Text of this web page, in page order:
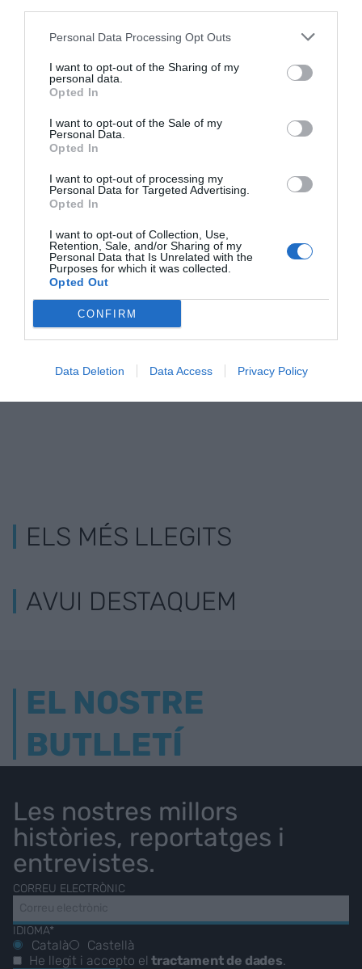
Personal Data Processing Opt Outs
I want to opt-out of the Sharing of my
personal data.
Opted In
I want to opt-out of the Sale of my
Personal Data.
Opted In
I want to opt-out of processing my
Personal Data for Targeted Advertising.
Opted In
I want to opt-out of Collection, Use,
Retention, Sale, and/or Sharing of my
Personal Data that Is Unrelated with the
Purposes for which it was collected.
Opted Out
CONFIRM
Data Deletion Data Access Privacy Policy
RELACIONADES
Naturgy alerta de
l'efecte de la
inflació en
l'electrificació de
Naturgy multiplica
per cinc la capacitat
per distribuir gas
renovable a més de
les millors
treballar a
ELS MÉS LLEGITS
AVUI DESTAQUEM
EL NOSTRE
BUTLLETÍ
Les nostres millors
històries, reportatges i
entrevistes.
CORREU ELECTRÒNIC
IDIOMA*
Català
Castellà
He llegit i accepto eltractament de dades.